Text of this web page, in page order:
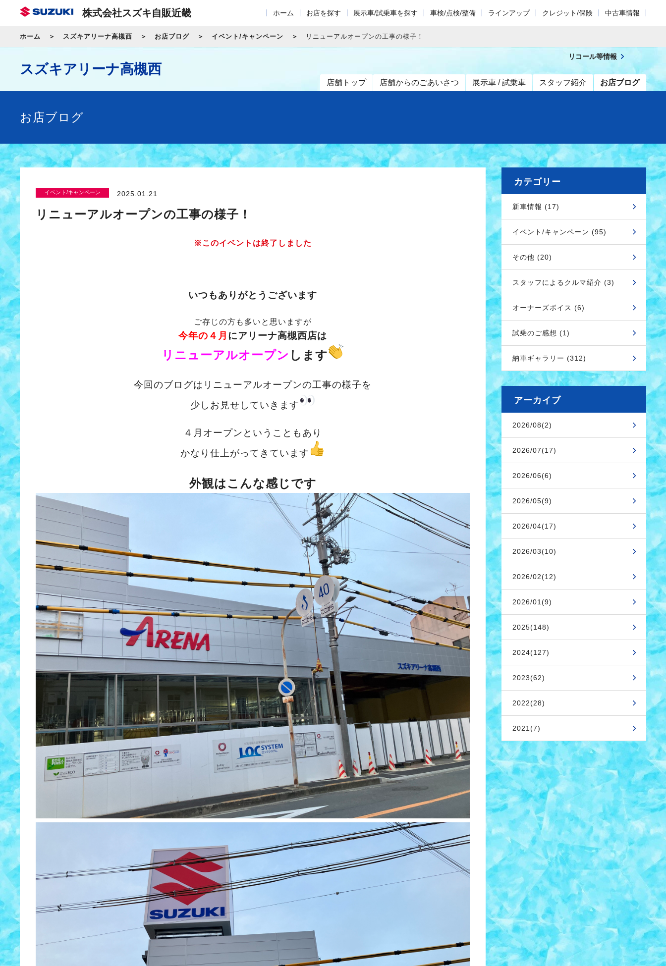
株式会社スズキ自販近畿 ホーム お店を探す 展示車/試乗車を探す 車検/点検/整備 ラインアップ クレジット/保険 中古車情報
ホーム スズキアリーナ高槻西 お店ブログ イベント/キャンペーン リニューアルオープンの工事の様子！
スズキアリーナ高槻西
店舗トップ 店舗からのごあいさつ 展示車 / 試乗車 スタッフ紹介 お店ブログ
リコール等情報
お店ブログ
イベント/キャンペーン 2025.01.21
リニューアルオープンの工事の様子！
※このイベントは終了しました
いつもありがとうございます
ご存じの方も多いと思いますが
今年の４月 にアリーナ高槻西店は
リニューアルオープン します
今回のブログはリニューアルオープンの工事の様子を
少しお見せしていきます
４月オープンということもあり
かなり仕上がってきています
外観はこんな感じです
カテゴリー
新車情報 (17)
イベント/キャンペーン (95)
その他 (20)
スタッフによるクルマ紹介 (3)
オーナーズボイス (6)
試乗のご感想 (1)
納車ギャラリー (312)
アーカイブ
2026/08(2)
2026/07(17)
2026/06(6)
2026/05(9)
2026/04(17)
2026/03(10)
2026/02(12)
2026/01(9)
2025(148)
2024(127)
2023(62)
2022(28)
2021(7)